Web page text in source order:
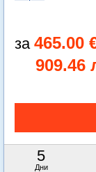
465.00
909.46
5
Дни